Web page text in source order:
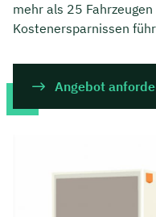
mehr als 25
Kostenersparnissen
Angebot